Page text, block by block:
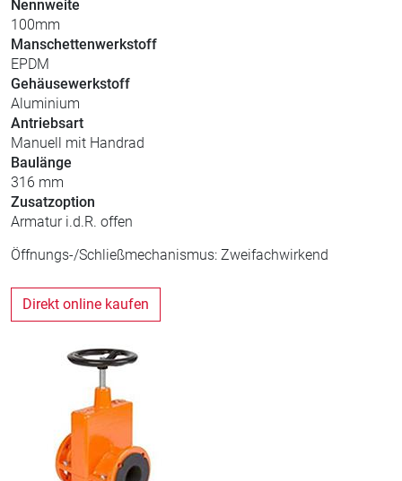
Nennweite
100mm
Manschettenwerkstoff
EPDM
Gehäusewerkstoff
Aluminium
Antriebsart
Manuell mit Handrad
Baulänge
316 mm
Zusatzoption
Armatur i.d.R. offen
Öffnungs-/Schließmechanismus: Zweifachwirkend
Direkt online kaufen